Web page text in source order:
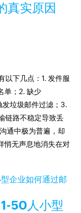
真实原因
以下几点：1. 发件服
单；2. 缺少
发垃圾邮件过滤；3.
链路不稳定导致丢
通中极为普遍，却
无声息地消失在对
50人小型